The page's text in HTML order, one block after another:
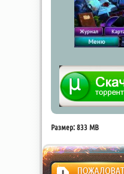
Размер: 833 MB